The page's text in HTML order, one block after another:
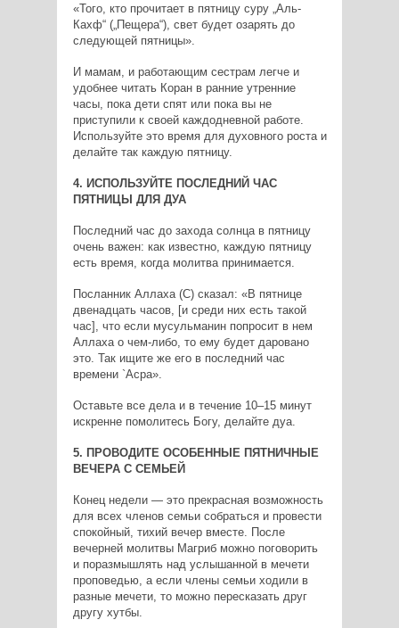
«Того, кто прочитает в пятницу суру „Аль-
Кахф“ („Пещера“), свет будет озарять до
следующей пятницы».
И мамам, и работающим сестрам легче и
удобнее читать Коран в ранние утренние
часы, пока дети спят или пока вы не
приступили к своей каждодневной работе.
Используйте это время для духовного роста и
делайте так каждую пятницу.
4. ИСПОЛЬЗУЙТЕ ПОСЛЕДНИЙ ЧАС
ПЯТНИЦЫ ДЛЯ ДУА
Последний час до захода солнца в пятницу
очень важен: как известно, каждую пятницу
есть время, когда молитва принимается.
Посланник Аллаха (С) сказал: «В пятнице
двенадцать часов, [и среди них есть такой
час], что если мусульманин попросит в нем
Аллаха о чем-либо, то ему будет даровано
это. Так ищите же его в последний час
времени `Асра».
Оставьте все дела и в течение 10–15 минут
искренне помолитесь Богу, делайте дуа.
5. ПРОВОДИТЕ ОСОБЕННЫЕ ПЯТНИЧНЫЕ
ВЕЧЕРА С СЕМЬЕЙ
Конец недели — это прекрасная возможность
для всех членов семьи собраться и провести
спокойный, тихий вечер вместе. После
вечерней молитвы Магриб можно поговорить
и поразмышлять над услышанной в мечети
проповедью, а если члены семьи ходили в
разные мечети, то можно пересказать друг
другу хутбы.